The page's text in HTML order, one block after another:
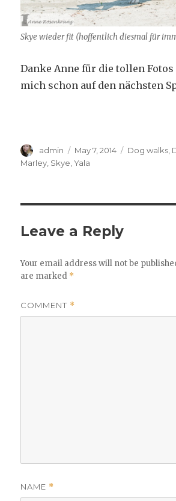
Skye wieder fit (hoffentlich diesmal für
Danke Anne für die tollen
mich schon auf den nächsten
Author
admin
Posted
on
May 7, 2014 Categories
Dog walks
Marley Skye ,Yala
Leave a Reply
Your email address will not be
are marked *
COMMENT *
NAME *